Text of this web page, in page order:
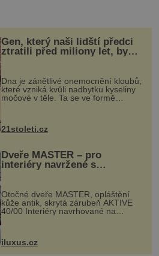
Gen, který naši lidští předci
ztratili před miliony let, by
mohl pomoci s léčbou
„nemoci králů“
Dna je zánětlivé onemocnění kloubů,
které vzniká kvůli nadbytku kyseliny
močové v těle. Ta se ve formě
nohou, a způsobuje bole...
21stoleti.cz
Dveře MASTER – pro
interiéry navržené s
rozumem i vášní!
Otočné dveře MASTER, opláštění
kůže antik, skrytá zárubeň AKTIVE
40/00 Interiéry navrhované na
zakázku často vyžadují atypické
rozměry nejen nábytku, ale i
dnes umož...
iluxus.cz